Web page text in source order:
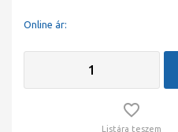
Online ár:
Listára teszem